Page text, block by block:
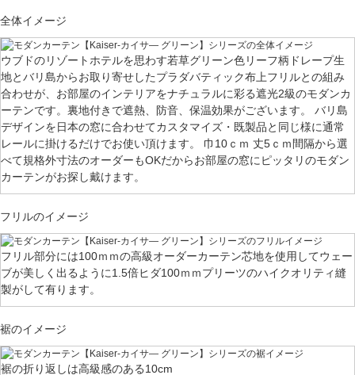
全体イメージ
ウブドのリゾートホテルを思わす若草グリーン色リーフ柄ドレープ生
地とバリ島からお取り寄せしたプラダバティック布上フリルとの組み
合わせが、お部屋のインテリアをナチュラルに彩る遮光2級のモダンカ
ーテンです。裏地付きで遮熱、防音、保温効果がございます。 バリ島
デザインを日本の窓に合わせてカスタマイズ・既製品と同じ様に通常
レールに掛けるだけでお使い頂けます。 巾10ｃｍ 丈5ｃｍ間隔から選
べて規格外寸法のオーダーもOKだからお部屋の窓にピッタリのモダン
カーテンがお探し戴けます。
フリルのイメージ
フリル部分には100ｍｍの高級オーダーカーテン芯地を使用してウェー
ブが美しく出るように1.5倍ヒダ100ｍｍプリーツのハイクオリティ縫
製がして有ります。
裾のイメージ
裾の折り返しは高級感のある10cm